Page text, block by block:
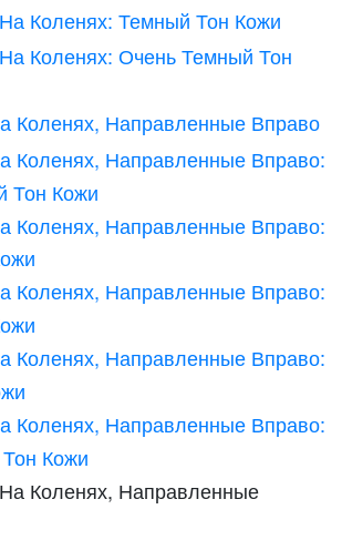
Коленях: Темный Тон Кожи
Коленях: Очень Темный Тон
Коленях, Направленные Вправо
Коленях, Направленные Вправо:
Тон Кожи
Коленях, Направленные Вправо:
Коленях, Направленные Вправо:
Коленях, Направленные Вправо:
Коленях, Направленные Вправо:
Кожи
Коленях, Направленные